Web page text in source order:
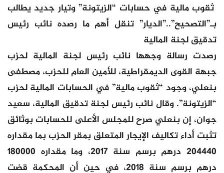
ثقوب مالية في حسابات “الزيتونة” وتيار جديد يطالب
بـ”التصحيح”..”الديار” تنقل أهم ما رصده نائب رئيس
تدقيق لجنة المالية
رصدت رسالة وجهها نائب رئيس لجنة المالية لحزب
جبهة القوى الديمقراطية، للأمين العام للحزب، مصطفى
بنعلي، وجود “ثقوب مالية” في الحسابات المالية لحزب
“الزيتونة”. وقال نائب رئيس لجنة تدقيق المالية، سعيد
جوان، إن بنعلي صرح للمجلس الأعلى للحسابات بوثائق
تثبت أداء تكاليف الإيجار المتعلق بمقر الحزب بما مقداره
204440 درهم برسم سنة 2017، وما مقداره 180000
درهم برسم سنة 2018، في حين أن المحكمة قضت